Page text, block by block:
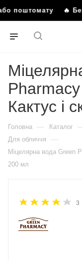
поштомату 🔥
Кактус і
Головна — Каталог
Для обличчя —
Міцелярна вода Green
200 мл
3